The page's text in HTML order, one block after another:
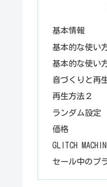
基本情報
基本的な使い方
基本的な使い
音づくりと再
再生方法２
ランダム設定
価格
GLITCH
セール中のプ